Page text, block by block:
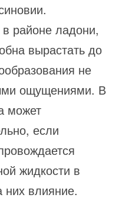
районе ладони,
вырастать до
не
ощущениями. В
может
если
жидкости в
них влияние.